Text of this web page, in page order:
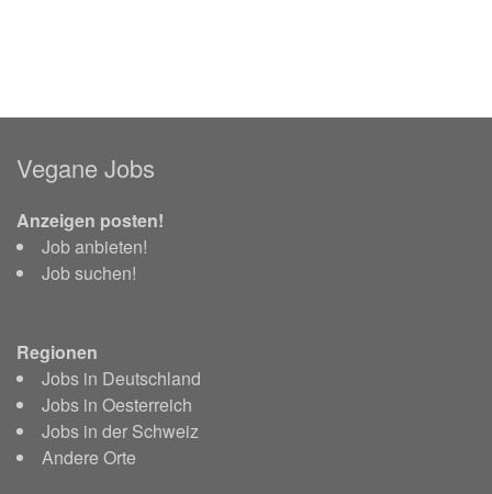
Vegane Jobs
Anzeigen posten!
Job anbieten!
Job suchen!
Regionen
Jobs in Deutschland
Jobs in Oesterreich
Jobs in der Schweiz
Andere Orte